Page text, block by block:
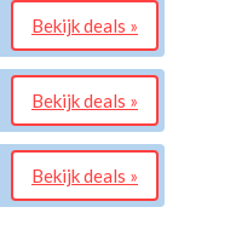
Bekijk deals »
Bekijk deals »
Bekijk deals »